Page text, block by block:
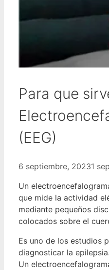
Para que
(EEG)
6 septiembre, 20231
Un
que mide la actividad
mediante pequeños
colocados sobre el
Es uno de los estudios
diagnosticar la epilepsia.
Un